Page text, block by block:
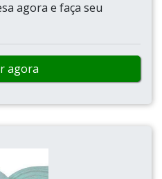
agora e faça seu
agora